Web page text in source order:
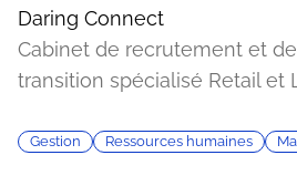
Daring Connect
Cabinet de recrutement et
transition spécialisé Retail et
Gestion Ressources humaines